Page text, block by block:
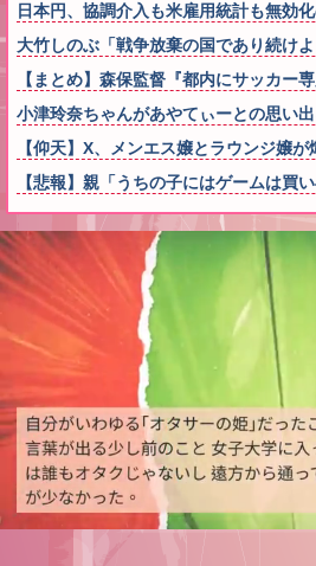
日本円、協調介入も米雇用統計も無効
大竹しのぶ「戦争放棄の国であり続け
【まとめ】森保監督『都内にサッカー
小津玲奈ちゃんがあやてぃーとの思い
【仰天】X、メンエス嬢とラウンジ嬢
【悲報】親「うちの子にはゲームは